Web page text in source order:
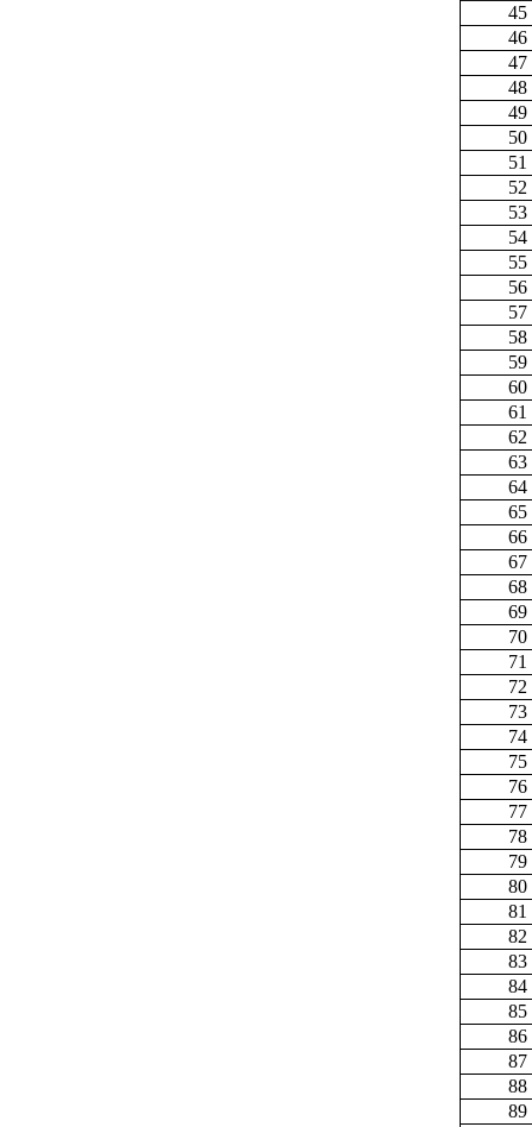
45
46
47
48
49
50
51
52
53
54
55
56
57
58
59
60
61
62
63
64
65
66
67
68
69
70
71
72
73
74
75
76
77
78
79
80
81
82
83
84
85
86
87
88
89